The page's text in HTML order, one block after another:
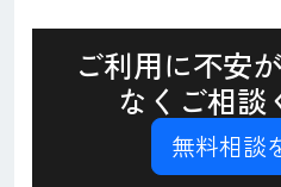
ご利用に不安
なくご相談
無料相談